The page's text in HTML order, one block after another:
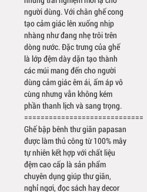
người dùng. Với chân ghế cong
tạo cảm giác lên xuống nhịp
nhàng như đang nhẹ trôi trên
dòng nước. Đặc trưng của ghế
là lớp đệm dày dặn tạo thành
các múi mang đến cho người
dùng cảm giác êm ái, ấm áp vô
cùng nhưng vẫn không kém
phần thanh lịch và sang trọng.
=============================
Ghế bập bênh thư giãn papasan
được làm thủ công từ 100% mây
tự nhiên kết hợp với chất liệu
đệm cao cấp là sản phẩm
chuyên dụng giúp thư giãn,
nghỉ ngơi, đọc sách hay decor